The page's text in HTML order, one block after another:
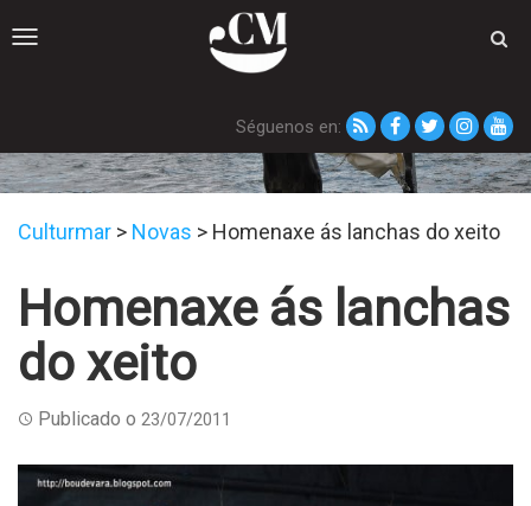
Toggle
Séguenos en:
Novas
Culturmar > Novas > Homenaxe ás lanchas do xeito
Homenaxe ás lanchas
do xeito
Publicado o 23/07/2011